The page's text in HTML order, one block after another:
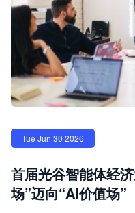
Tue Jun 30 2026
首届光谷智能体经
场”迈向“AI价值场”